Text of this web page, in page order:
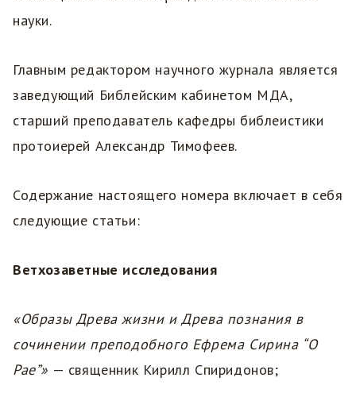
науки.
Главным редактором научного журнала является
заведующий Библейским кабинетом МДА,
старший преподаватель кафедры библеистики
протоиерей Александр Тимофеев.
Содержание настоящего номера включает в себя
следующие статьи:
Ветхозаветные исследования
«Образы Древа жизни и Древа познания в
сочинении преподобного Ефрема Сирина “О
Рае”» — священник Кирилл Спиридонов;